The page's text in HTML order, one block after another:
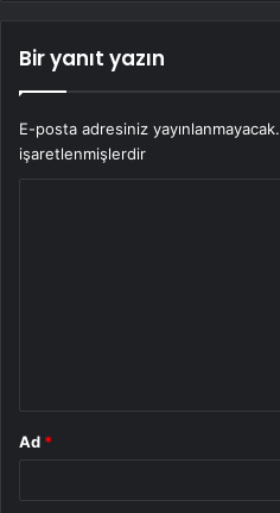
Bir yanıt yazın
E-posta adresiniz yayınlanmayacak.
işaretlenmişlerdir
Ad *